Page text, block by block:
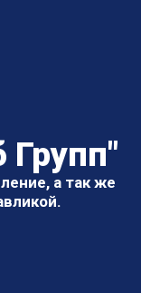
Групп"
а так же